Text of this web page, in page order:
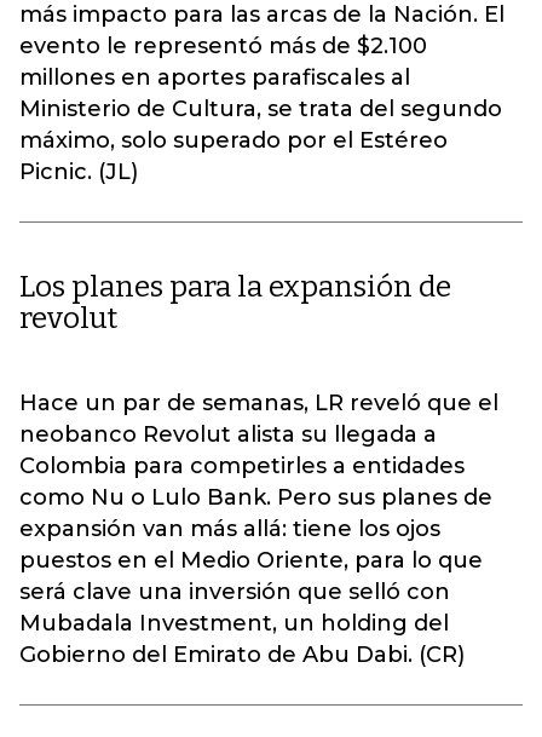
más impacto para las arcas de la Nación. El
evento le representó más de $2.100
millones en aportes parafiscales al
Ministerio de Cultura, se trata del segundo
máximo, solo superado por el Estéreo
Picnic. (JL)
Los planes para la expansión de
revolut
Hace un par de semanas, LR reveló que el
neobanco Revolut alista su llegada a
Colombia para competirles a entidades
como Nu o Lulo Bank. Pero sus planes de
expansión van más allá: tiene los ojos
puestos en el Medio Oriente, para lo que
será clave una inversión que selló con
Mubadala Investment, un holding del
Gobierno del Emirato de Abu Dabi. (CR)